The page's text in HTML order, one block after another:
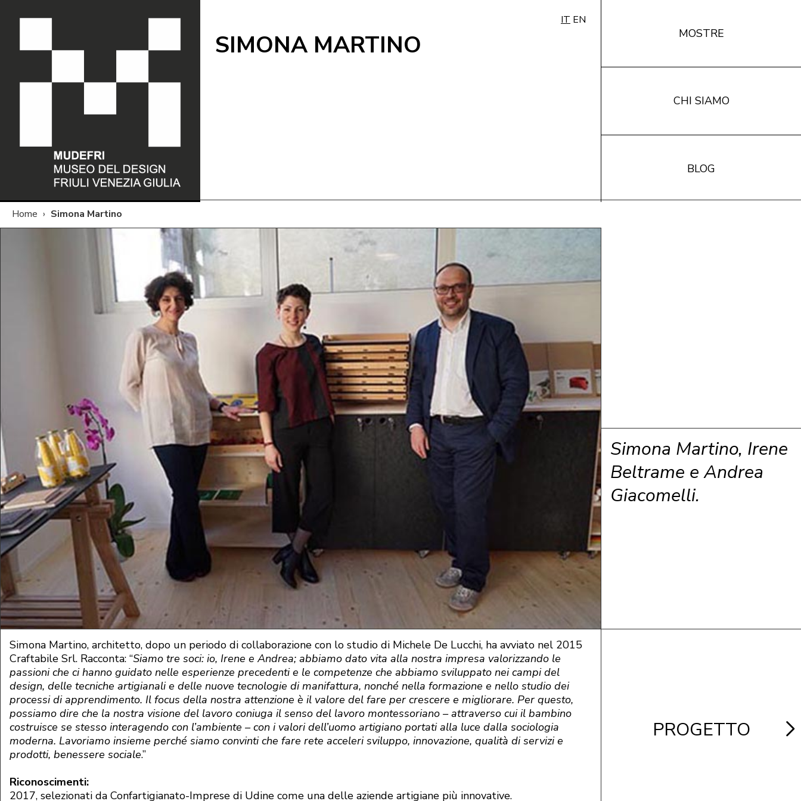
IT EN
SIMONA MARTINO MOSTRE
CHI SIAMO
BLOG
Home › Simona Martino
Simona Martino, Irene
Beltrame e Andrea
Giacomelli.
Simona Martino, architetto, dopo un periodo di collaborazione con lo studio di Michele De Lucchi, ha avviato nel 2015
Craftabile Srl. Racconta: “Siamo tre soci: io, Irene e Andrea; abbiamo dato vita alla nostra impresa valorizzando le
passioni che ci hanno guidato nelle esperienze precedenti e le competenze che abbiamo sviluppato nei campi del
design, delle tecniche artigianali e delle nuove tecnologie di manifattura, nonché nella formazione e nello studio dei
processi di apprendimento. Il focus della nostra attenzione è il valore del fare per crescere e migliorare. Per questo,
possiamo dire che la nostra visione del lavoro coniuga il senso del lavoro montessoriano – attraverso cui il bambino
costruisce se stesso interagendo con l’ambiente – con i valori dell’uomo artigiano portati alla luce dalla sociologia
moderna. Lavoriamo insieme perché siamo convinti che fare rete acceleri sviluppo, innovazione, qualità di servizi e
prodotti, benessere sociale.”
Riconoscimenti:
2017, selezionati da Confartigianato-Imprese di Udine come una delle aziende artigiane più innovative.
PROGETTO